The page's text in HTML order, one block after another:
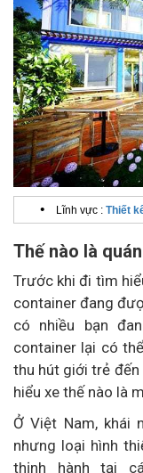
• Lĩnh vực : Thiết
Thế nào là
Trước khi đi tìm
container đang
có nhiều bạn
container lại có
thu hút giới trẻ đến
hiểu xe thế nào là
Ở Việt Nam, khái
nhưng loại hình
thịnh hành tại